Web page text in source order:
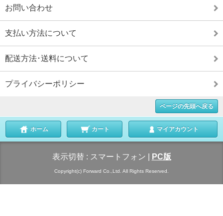
お問い合わせ
支払い方法について
配送方法･送料について
プライバシーポリシー
ページの先頭へ戻る
ホーム カート マイアカウント
表示切替 : スマートフォン PC版
Copyright(c) Forward Co.,Ltd. All Rights Reserved.